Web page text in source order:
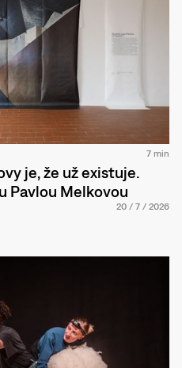
7 min
je, že už existuje.
Pavlou Melkovou
20 / 7 / 2026